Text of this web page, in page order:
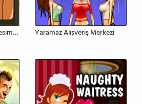
Vanessa'nın Yaramaz Resimleri Yaramaz Alışveriş Merkezi